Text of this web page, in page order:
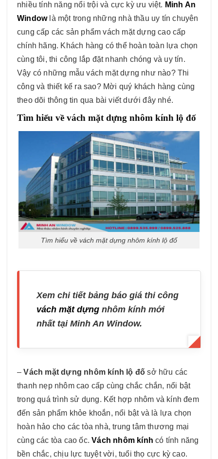
nhiều tính năng nổi trội và cực kỳ ưu việt. Minh An
Windowlà một trong những nhà thầu uy tín chuyên
cung cấp các sản phẩm vách mặt dựng cao cấp
chính hãng. Khách hàng có thể hoàn toàn lựa chọn
cùng tôi, thi công lắp đặt nhanh chóng và uy tín.
Vậy có những mẫu vách mặt dựng như nào? Thi
công và thiết kế ra sao? Mời quý khách hàng cùng
theo dõi thông tin qua bài viết dưới đây nhé.
Tìm hiểu về vách mặt dựng nhôm kính lộ đố
Tìm hiểu về vách mặt dựng nhôm kính lộ đố
Xem chi tiết bảng báo giá thi công
vách mặt dựng nhôm kính mới
nhất tại Minh An Window.
–Vách mặt dựng nhôm kính lộ đố sở hữu các
thanh nẹp nhôm cao cấp cùng chắc chắn, nổi bật
trong quá trình sử dụng. Kết hợp nhôm và kính đem
đến sản phẩm khỏe khoắn, nổi bật và là lựa chọn
hoàn hảo cho các tòa nhà, trung tâm thương mại
cùng các tòa cao ốc.Vách nhôm kính có tính năng
bền chắc, chịu lực tuyệt vời, tuổi thọ cực kỳ cao.